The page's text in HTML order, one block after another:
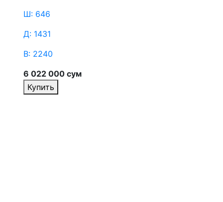
Ш: 646
Д: 1431
В: 2240
6 022 000 сум
Купить